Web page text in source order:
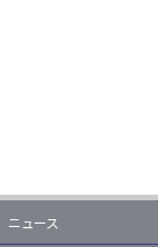
ニュース